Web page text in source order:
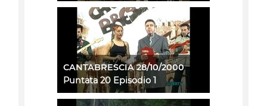
CANTABRESCIA 28/10/2000
Puntata 20 Episodio 1